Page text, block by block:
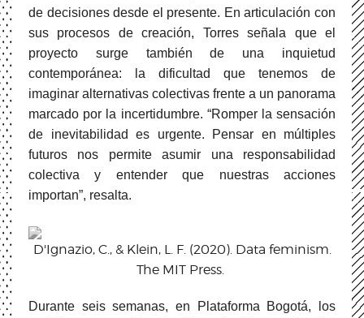
de decisiones desde el presente. En articulación con
sus procesos de creación, Torres señala que el
proyecto surge también de una inquietud
contemporánea: la dificultad que tenemos de
imaginar alternativas colectivas frente a un panorama
marcado por la incertidumbre. “Romper la sensación
de inevitabilidad es urgente. Pensar en múltiples
futuros nos permite asumir una responsabilidad
colectiva y entender que nuestras acciones
importan”, resalta.
D'Ignazio, C., & Klein, L. F. (2020). Data feminism.
The MIT Press.
Durante seis semanas, en Plataforma Bogotá, los